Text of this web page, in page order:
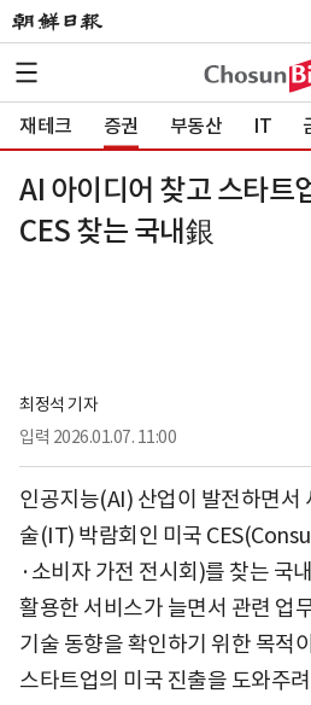
재테크 증권 부동산 IT
AI 아이디어 찾고 스타
CES 찾는 국내銀
최정석 기자
입력 2026.01.07. 11:00
인공지능(AI) 산업이 발전하면서
술(IT) 박람회인 미국
·소비자 가전 전시회)를 찾는 국
활용한 서비스가 늘면서 관련 업
기술 동향을 확인하기 위한 목적
스타트업의 미국 진출을 도와주